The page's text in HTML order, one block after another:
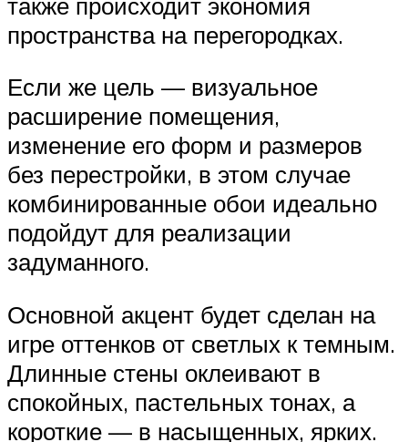
пространства на перегородках.
Если же цель — визуальное
расширение помещения,
изменение его форм и размеров
без перестройки, в этом случае
комбинированные обои идеально
подойдут для реализации
задуманного.
Основной акцент будет сделан на
игре оттенков от светлых к темным.
Длинные стены оклеивают в
спокойных, пастельных тонах, а
короткие — в насыщенных, ярких.